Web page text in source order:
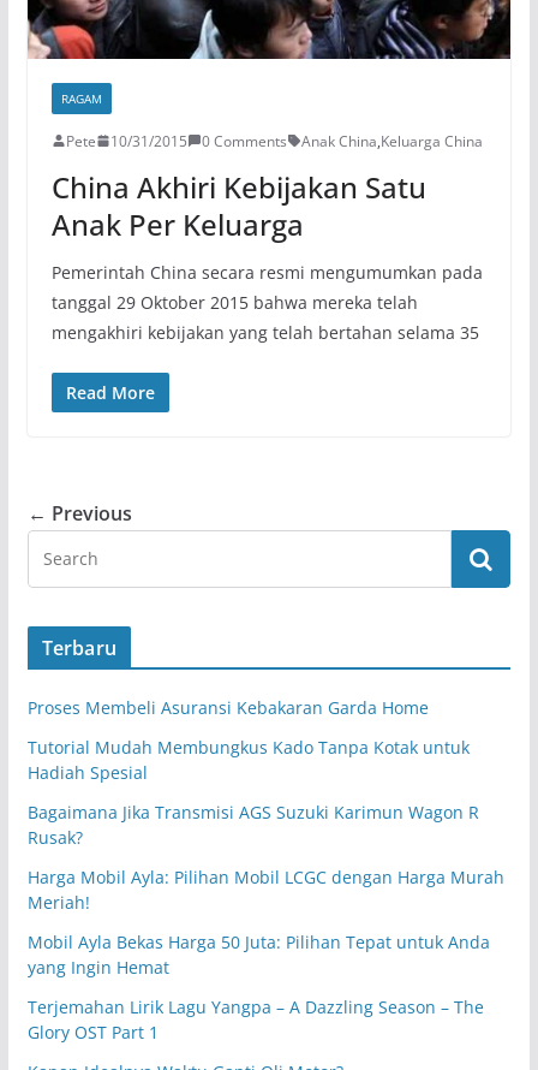
RAGAM
Pete 10/31/2015 0 Comments Anak China,Keluarga China
China Akhiri Kebijakan Satu
Anak Per Keluarga
Pemerintah China secara resmi mengumumkan pada
tanggal 29 Oktober 2015 bahwa mereka telah
mengakhiri kebijakan yang telah bertahan selama 35
Read More
← Previous
Terbaru
Proses Membeli Asuransi Kebakaran Garda Home
Tutorial Mudah Membungkus Kado Tanpa Kotak untuk
Hadiah Spesial
Bagaimana Jika Transmisi AGS Suzuki Karimun Wagon R
Rusak?
Harga Mobil Ayla: Pilihan Mobil LCGC dengan Harga Murah
Meriah!
Mobil Ayla Bekas Harga 50 Juta: Pilihan Tepat untuk Anda
yang Ingin Hemat
Terjemahan Lirik Lagu Yangpa – A Dazzling Season – The
Glory OST Part 1